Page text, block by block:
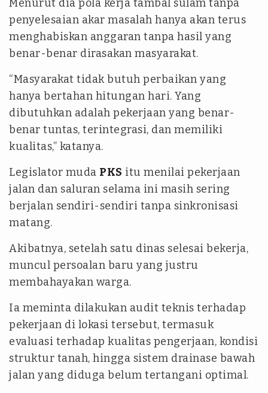
Menurut dia pola kerja tambal sulam tanpa
penyelesaian akar masalah hanya akan terus
menghabiskan anggaran tanpa hasil yang
benar-benar dirasakan masyarakat.
“Masyarakat tidak butuh perbaikan yang
hanya bertahan hitungan hari. Yang
dibutuhkan adalah pekerjaan yang benar-
benar tuntas, terintegrasi, dan memiliki
kualitas,” katanya.
Legislator muda PKS itu menilai pekerjaan
jalan dan saluran selama ini masih sering
berjalan sendiri-sendiri tanpa sinkronisasi
matang.
Akibatnya, setelah satu dinas selesai bekerja,
muncul persoalan baru yang justru
membahayakan warga.
Ia meminta dilakukan audit teknis terhadap
pekerjaan di lokasi tersebut, termasuk
evaluasi terhadap kualitas pengerjaan, kondisi
struktur tanah, hingga sistem drainase bawah
jalan yang diduga belum tertangani optimal.